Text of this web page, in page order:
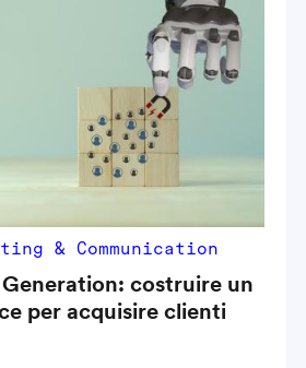
& Communication
costruire un
per acquisire clienti